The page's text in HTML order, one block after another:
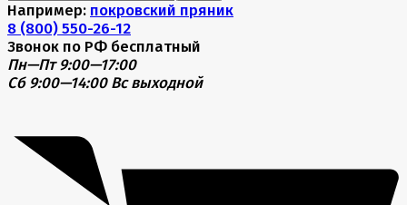
Например: покровский пряник
8 (800) 550-26-12
Звонок по РФ бесплатный
Пн—Пт 9:00—17:00
Сб 9:00—14:00 Вс выходной